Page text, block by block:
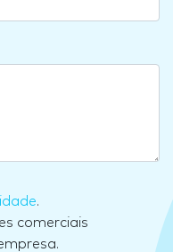
.
comerciais